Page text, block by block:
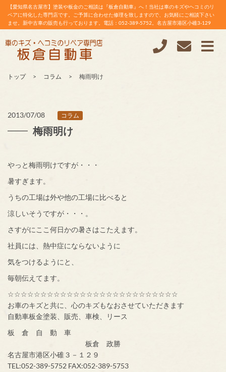
【愛知県名古屋市】塗装や板金のご相談は『板倉自動車』へ！当社は車のキズやヘコミのリ
ペアに特化した専門店です。ご予算に合わせた修理を致しますので、お気軽にご相談下さい
ませ。新中古車の販売も行っております。電話：052-389-5752。名古屋市港区小碓3-129
トップ コラム 梅雨明け
2013/07/08 コラム
梅雨明け
やっと梅雨明けですが・・・
暑すぎます。
うちの工場は外や他の工場に比べると
涼しいそうですが・・・。
さすがにここ何日かの暑さはこたえます。
社員には、熱中症にならないように
気をつけるようにと、
毎朝伝えてます。
☆☆☆☆☆☆☆☆☆☆☆☆☆☆☆☆☆☆☆☆☆☆☆☆☆☆
お車のキズと共に、心のキズもなおさせていただきます
自動車板金塗装、販売、車検、リース
板 倉 自 動 車
板倉 政勝
名古屋市港区小碓３－１２９
TEL:052-389-5752 FAX:052-389-5753